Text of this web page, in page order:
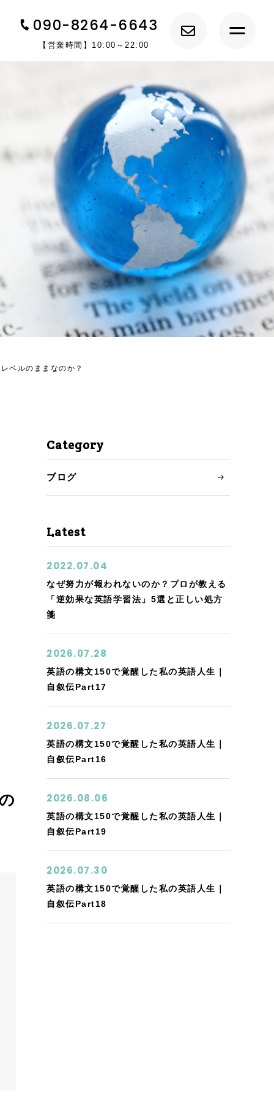
090-8264-6643
【営業時間】10:00～22:00
トップ
エスティームについて
キャンペーン情報
サービス紹介
講師紹介
受講者の声
ご入会の流れ
ベルのままなのか？
Category
ブログ
Latest
2022.07.04
なぜ努力が報われないのか？プロが教える
「逆効果な英語学習法」5選と正しい処方
箋
2026.07.28
英語の構文150で覚醒した私の英語人生｜
自叙伝Part17
2026.07.27
英語の構文150で覚醒した私の英語人生｜
自叙伝Part16
2026.08.06
英語の構文150で覚醒した私の英語人生｜
自叙伝Part19
2026.07.30
英語の構文150で覚醒した私の英語人生｜
自叙伝Part18